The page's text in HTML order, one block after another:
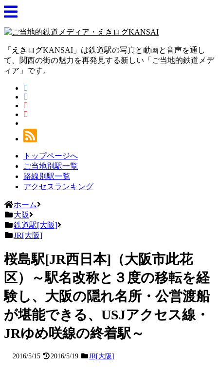
「えきログKANSAI」は鉄道駅の写真と動画と音声を通し
て、関西の街の魅力を再発見する新しい「ご当地的鉄道メデ
ィア」です。
トップページへ
ご当地別駅一覧
路線別駅一覧
アクセスランキング
ホーム
大阪
鉄道駅[大阪]
JR[大阪]
桜島駅[JR西日本]（大阪市此花
区）～駅名改称と３度の移転を経
験し、大阪の隠れ名所・公営渡船
が堪能できる、USJアクセス線・
JRゆめ咲線の終着駅～
2016/5/15 2016/5/19 JR[大阪]